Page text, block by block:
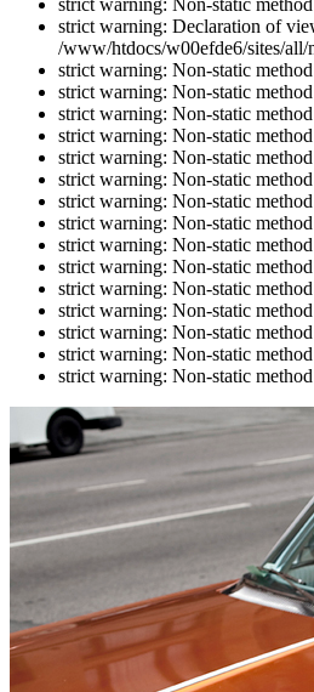
strict warning: Non-static
strict warning: Declaration of
/www/htdocs/w00efde6/sites/all/
strict warning: Non-static
strict warning: Non-static
strict warning: Non-static
strict warning: Non-static
strict warning: Non-static
strict warning: Non-static
strict warning: Non-static
strict warning: Non-static
strict warning: Non-static
strict warning: Non-static
strict warning: Non-static
strict warning: Non-static
strict warning: Non-static
strict warning: Non-static
strict warning: Non-static